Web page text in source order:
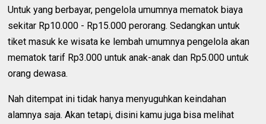
Untuk yang berbayar, pengelola umumnya mematok biaya
sekitar Rp10.000 - Rp15.000 perorang. Sedangkan untuk
tiket masuk ke wisata ke lembah umumnya pengelola akan
mematok tarif Rp3.000 untuk anak-anak dan Rp5.000 untuk
orang dewasa.
Nah ditempat ini tidak hanya menyuguhkan keindahan
alamnya saja. Akan tetapi, disini kamu juga bisa melihat